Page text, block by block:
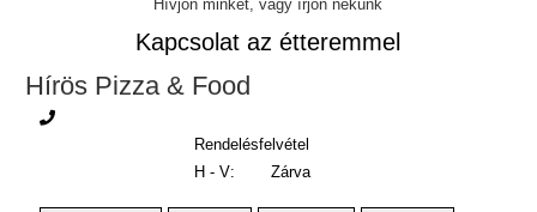
Hívjon minket, vagy írjon nekünk
Kapcsolat az étteremmel
Hírös Pizza & Food
Rendelésfelvétel
H - V:
Zárva